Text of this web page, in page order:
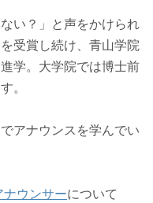
い？」と声をかけられ
受賞し続け、青山学院
学。大学院では博士前
。
アナウンスを学んでい
ウンサーについて